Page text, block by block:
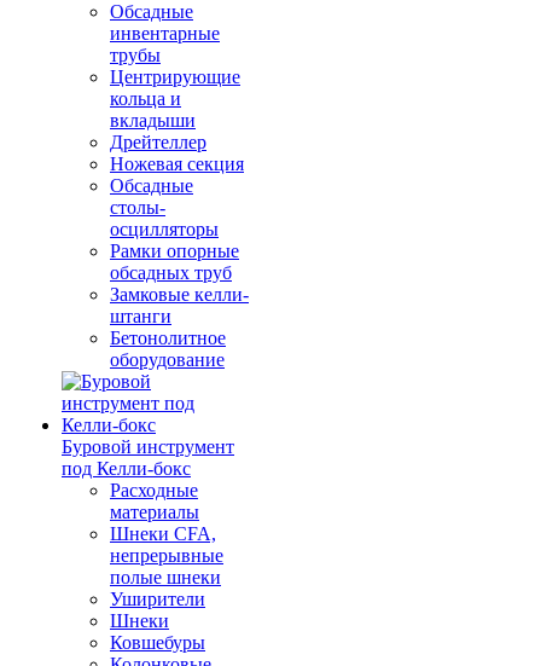
Обсадные
инвентарные
трубы
Центрирующие
кольца и
вкладыши
Дрейтеллер
Ножевая секция
Обсадные
столы-
осцилляторы
Рамки опорные
обсадных труб
Замковые келли-
штанги
Бетонолитное
оборудование
Буровой инструмент
под Келли-бокс
Расходные
материалы
Шнеки CFA,
непрерывные
полые шнеки
Уширители
Шнеки
Ковшебуры